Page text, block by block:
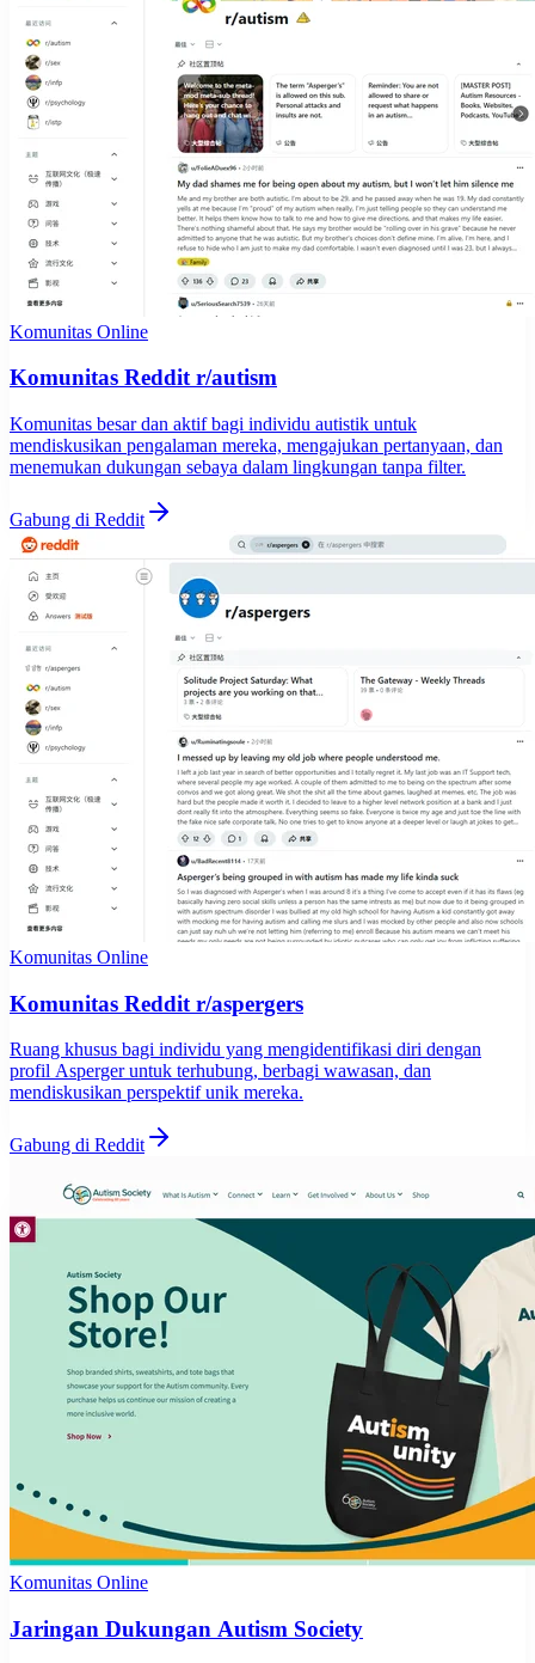
Komunitas Online
Komunitas Reddit r/autism
Komunitas besar dan aktif bagi individu autistik untuk
mendiskusikan pengalaman mereka, mengajukan pertanyaan, dan
menemukan dukungan sebaya dalam lingkungan tanpa filter.
Gabung di Reddit
Komunitas Online
Komunitas Reddit r/aspergers
Ruang khusus bagi individu yang mengidentifikasi diri dengan
profil Asperger untuk terhubung, berbagi wawasan, dan
mendiskusikan perspektif unik mereka.
Gabung di Reddit
Komunitas Online
Jaringan Dukungan Autism Society